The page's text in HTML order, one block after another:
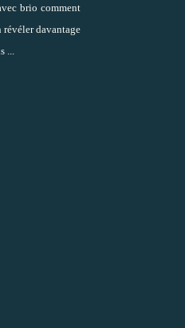
brio comment
révéler davantage
...